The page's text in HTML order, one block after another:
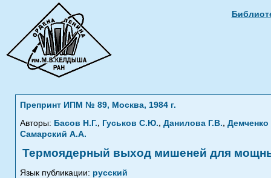
Препринт ИПМ № 89, Москва, 1984 г.
Авторы: Басов Н.Г., Гуськов С.Ю., Данилова Г.В., Демченко
Самарский А.А.
Термоядерный выход мишеней для
Язык публикации: русский